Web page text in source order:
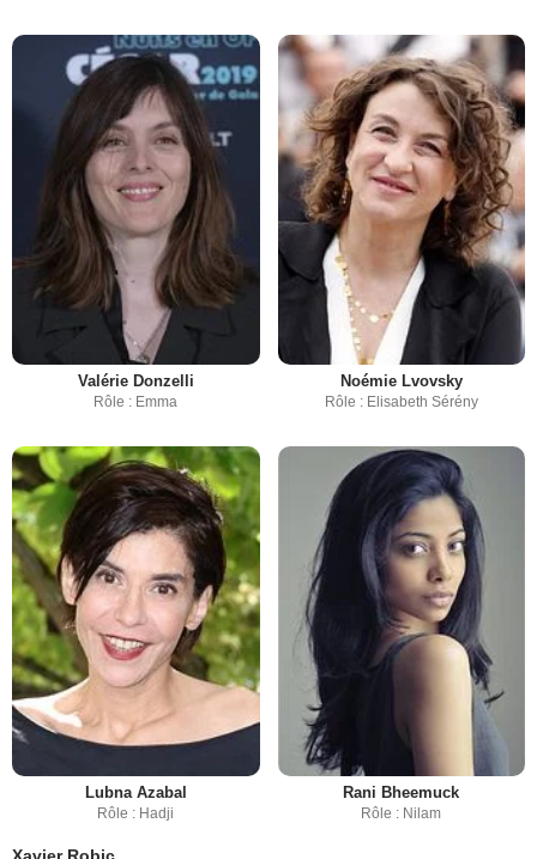
Valérie Donzelli
Rôle : Emma
Noémie Lvovsky
Rôle : Elisabeth Sérény
Lubna Azabal
Rôle : Hadji
Rani Bheemuck
Rôle : Nilam